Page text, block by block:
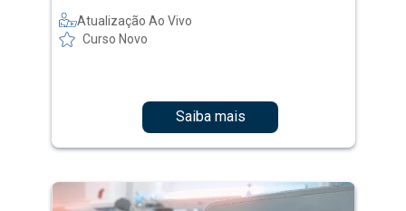
Atualização Ao Vivo
Curso Novo
Saiba mais